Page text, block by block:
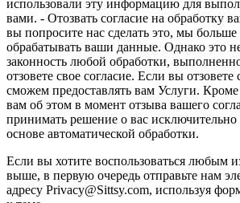
использовали эту информацию для
вами. - Отозвать согласие на обработку
вы попросите нас сделать это, мы больше
обрабатывать ваши данные. Однако это
законность любой обработки,
отзовете свое согласие. Если вы
сможем предоставлять вам Услуги.
вам об этом в момент отзыва вашего
принимать решение о вас исключительно
основе автоматической обработки.
Если вы хотите воспользоваться любым
выше, в первую очередь отправьте нам
адресу Privacy@Sittsy.com, используя